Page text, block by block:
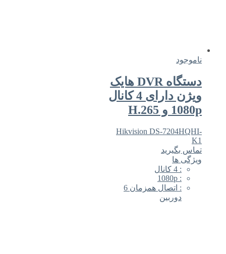
ناموجود
دستگاه DVR هایک
ویژن دارای 4 کانال
1080p و H.265
Hikvision DS-7204HQHI-
K1
تماس بگیرید
ویژگی ها
: 4 کانال
: 1080p
: اتصال همزمان 6
دوربین